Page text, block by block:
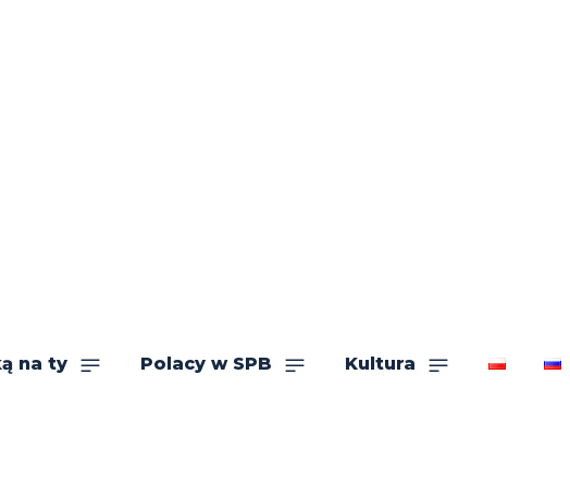
na ty Polacy w SPB Kultura